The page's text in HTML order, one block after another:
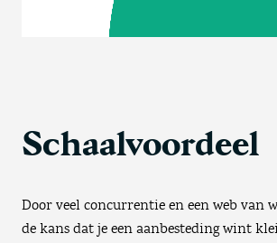
Schaalvoordeel
Door veel concurrentie en een web van
de kans dat je een aanbesteding wint